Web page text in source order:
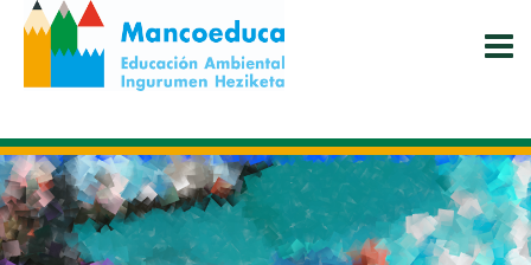
Pasar
contenido
principal